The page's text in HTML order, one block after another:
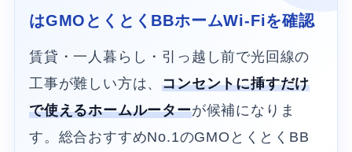
はGMOとくとくBBホームWi-Fiを確認
賃貸・一人暮らし・引っ越し前で光回線の
工事が難しい方は、コンセントに挿すだけ
で使えるホームルーターが候補になりま
す。総合おすすめNo.1のGMOとくとくBB